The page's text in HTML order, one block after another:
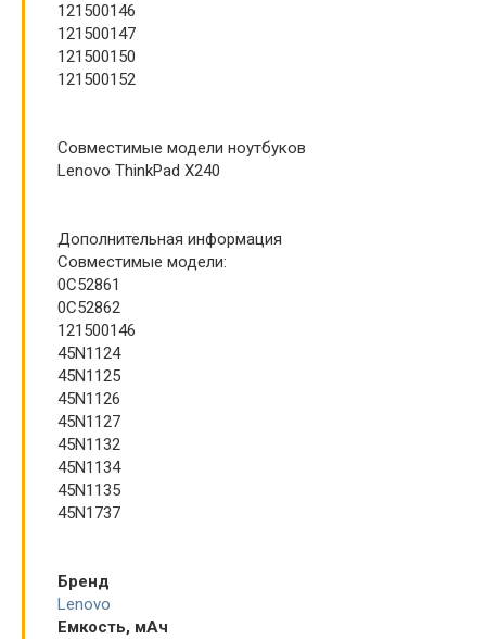
121500146
121500147
121500150
121500152
Совместимые модели ноутбуков
Lenovo ThinkPad X240
Дополнительная информация
Совместимые модели:
0C52861
0C52862
121500146
45N1124
45N1125
45N1126
45N1127
45N1132
45N1134
45N1135
45N1737
Бренд
Lenovo
Емкость, мАч